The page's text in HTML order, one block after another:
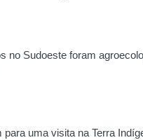
no Sudoeste foram
uma visita na Terra